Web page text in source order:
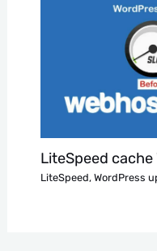
LiteSpeed cache
LiteSpeed, WordPress